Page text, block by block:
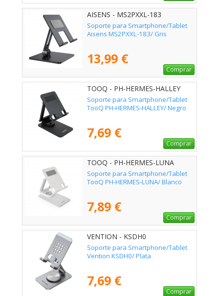
AISENS - MS2PXXL-183
Soporte para Smartphone/Tablet
Aisens MS2PXXL-183/ Gris
13,99 €
Comprar
TOOQ - PH-HERMES-HALLEY
Soporte para Smartphone/Tablet
TooQ PH-HERMES-HALLEY/ Negro
7,69 €
Comprar
TOOQ - PH-HERMES-LUNA
Soporte para Smartphone/Tablet
TooQ PH-HERMES-LUNA/ Blanco
7,89 €
Comprar
VENTION - KSDH0
Soporte para Smartphone/Tablet
Vention KSDH0/ Plata
7,69 €
Comprar